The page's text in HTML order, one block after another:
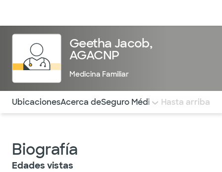
Geetha Jacob,
AGACNP
Medicina Familiar
Utilice esta navegación para saltar rápidamente a
UbicacionesAcerca deSeguro Médico COMENTARIOS
Hasta arriba
Biografía
Edades vistas